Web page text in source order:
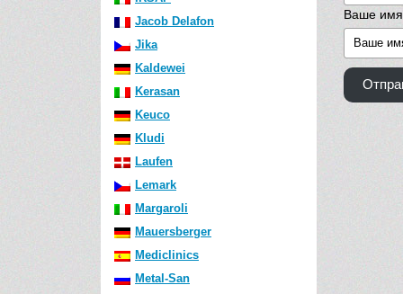
Jacob Delafon
Jika
Kaldewei
Kerasan
Keuco
Kludi
Laufen
Lemark
Margaroli
Mauersberger
Mediclinics
Metal-San
Ваше имя